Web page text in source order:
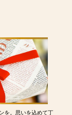
を。思いを込めて丁